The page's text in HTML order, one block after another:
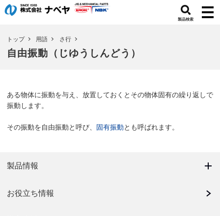
製品検索
トップ 用語 さ行
自由振動（じゆうしんどう）
ある物体に振動を与え、放置しておくとその物体固有の繰り返しで
振動します。
その振動を自由振動と呼び、 固有振動とも呼ばれます。
製品情報
お役立ち情報